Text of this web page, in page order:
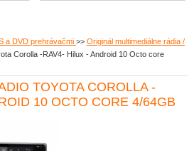
a DVD prehrávačmi >> Originál multimediálne rádia /
Corolla -RAV4- Hilux - Android 10 Octo core
TOYOTA COROLLA -
10 OCTO CORE 4/64GB